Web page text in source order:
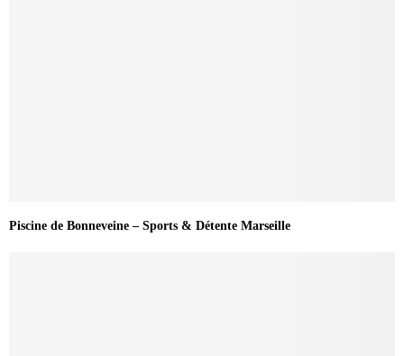
Piscine de Bonneveine – Sports & Détente Marseille